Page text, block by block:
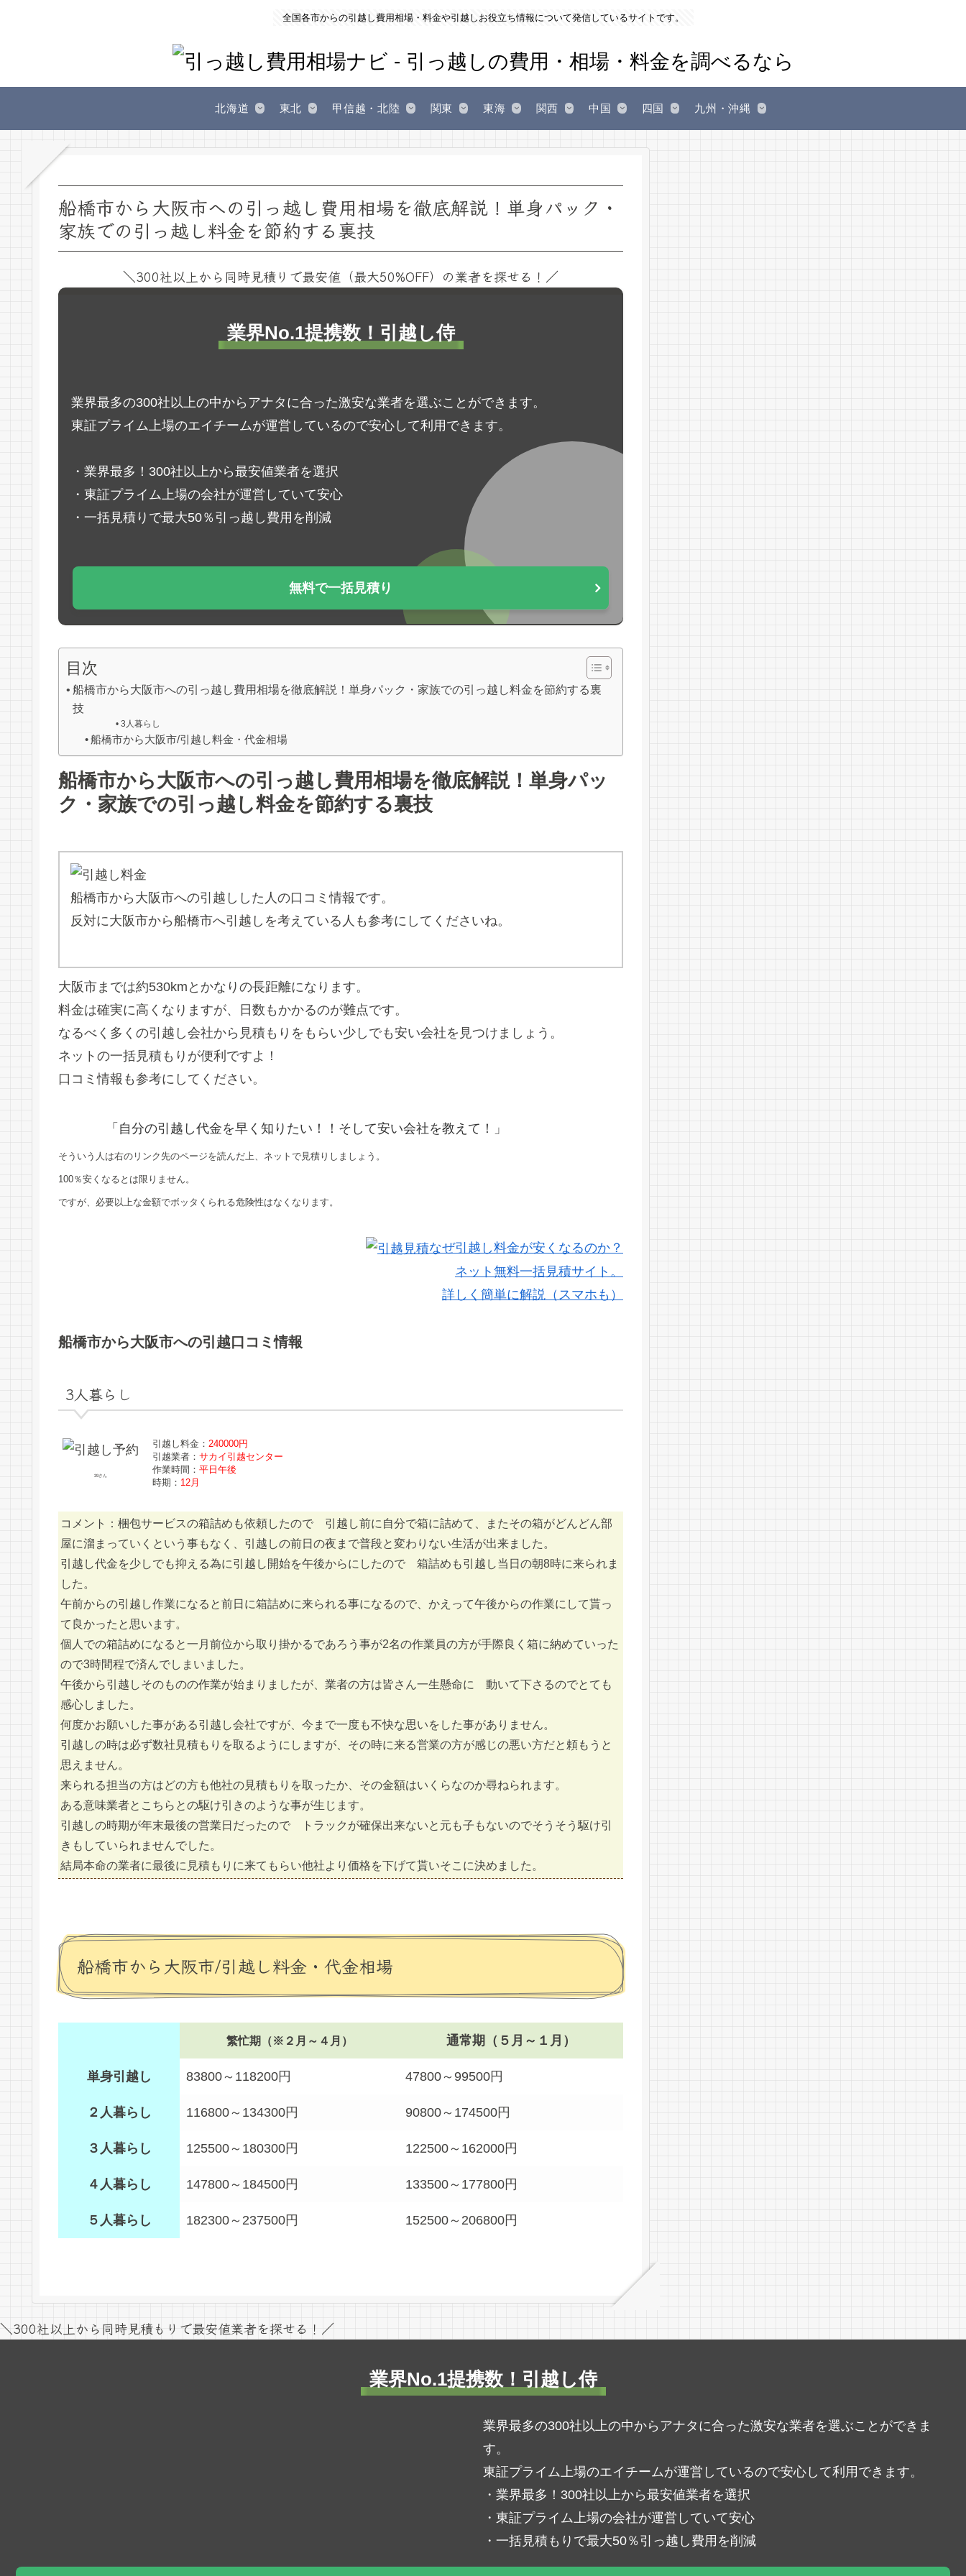
全国各市からの引越し費用相場・料金や引越しお役立ち情報について発信しているサイトです。
北海道 東北 甲信越・北陸 関東 東海 関西 中国 四国 九州・沖縄
船橋市から大阪市への引っ越し費用相場を徹底解説！単身パック・
家族での引っ越し料金を節約する裏技
＼300社以上から同時見積りで最安値（最大50%OFF）の業者を探せる！／
業界No.1提携数！引越し侍
業界最多の300社以上の中からアナタに合った激安な業者を選ぶことができます。
東証プライム上場のエイチームが運営しているので安心して利用できます。
・業界最多！300社以上から最安値業者を選択
・東証プライム上場の会社が運営していて安心
・一括見積りで最大50％引っ越し費用を削減
無料で一括見積り
目次
船橋市から大阪市への引っ越し費用相場を徹底解説！単身パック・家族での引っ越し料金を節約する裏
技
3人暮らし
船橋市から大阪市/引越し料金・代金相場
船橋市から大阪市への引っ越し費用相場を徹底解説！単身パッ
ク・家族での引っ越し料金を節約する裏技
船橋市から大阪市への引越しした人の口コミ情報です。
反対に大阪市から船橋市へ引越しを考えている人も参考にしてくださいね。
大阪市までは約530kmとかなりの長距離になります。
料金は確実に高くなりますが、日数もかかるのが難点です。
なるべく多くの引越し会社から見積もりをもらい少しでも安い会社を見つけましょう。
ネットの一括見積もりが便利ですよ！
口コミ情報も参考にしてください。
「自分の引越し代金を早く知りたい！！そして安い会社を教えて！」
そういう人は右のリンク先のページを読んだ上、ネットで見積りしましょう。
100％安くなるとは限りません。
ですが、必要以上な金額でボッタくられる危険性はなくなります。
なぜ引越し料金が安くなるのか？
ネット無料一括見積サイト。
詳しく簡単に解説（スマホも）
船橋市から大阪市への引越口コミ情報
3人暮らし
39さん
引越し料金： 240000円
引越業者： サカイ引越センター
作業時間： 平日午後
時期： 12月
コメント：梱包サービスの箱詰めも依頼したので 引越し前に自分で箱に詰めて、またその箱がどんどん部
屋に溜まっていくという事もなく、引越しの前日の夜まで普段と変わりない生活が出来ました。
引越し代金を少しでも抑える為に引越し開始を午後からにしたので 箱詰めも引越し当日の朝8時に来られま
した。
午前からの引越し作業になると前日に箱詰めに来られる事になるので、かえって午後からの作業にして貰っ
て良かったと思います。
個人での箱詰めになると一月前位から取り掛かるであろう事が2名の作業員の方が手際良く箱に納めていった
ので3時間程で済んでしまいました。
午後から引越しそのものの作業が始まりましたが、業者の方は皆さん一生懸命に 動いて下さるのでとても
感心しました。
何度かお願いした事がある引越し会社ですが、今まで一度も不快な思いをした事がありません。
引越しの時は必ず数社見積もりを取るようにしますが、その時に来る営業の方が感じの悪い方だと頼もうと
思えません。
来られる担当の方はどの方も他社の見積もりを取ったか、その金額はいくらなのか尋ねられます。
ある意味業者とこちらとの駆け引きのような事が生じます。
引越しの時期が年末最後の営業日だったので トラックが確保出来ないと元も子もないのでそうそう駆け引
きもしていられませんでした。
結局本命の業者に最後に見積もりに来てもらい他社より価格を下げて貰いそこに決めました。
船橋市から大阪市/引越し料金・代金相場
繁忙期（※２月～４月） 通常期（５月～１月）
単身引越し 83800～118200円 47800～99500円
２人暮らし 116800～134300円 90800～174500円
３人暮らし 125500～180300円 122500～162000円
４人暮らし 147800～184500円 133500～177800円
５人暮らし 182300～237500円 152500～206800円
＼300社以上から同時見積もりで最安値業者を探せる！／
業界No.1提携数！引越し侍
業界最多の300社以上の中からアナタに合った激安な業者を選ぶことができま
す。
東証プライム上場のエイチームが運営しているので安心して利用できます。
・業界最多！300社以上から最安値業者を選択
・東証プライム上場の会社が運営していて安心
・一括見積もりで最大50％引っ越し費用を削減